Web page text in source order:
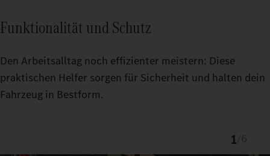
Funktionalität und Schutz
Den Arbeitsalltag noch effizienter meistern: Diese
praktischen Helfer sorgen für Sicherheit und halten dein
Fahrzeug in Bestform.
1